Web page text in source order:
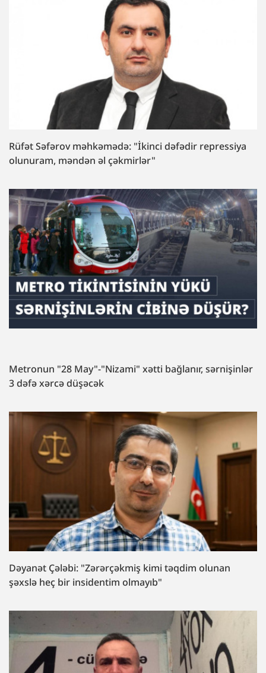
Rüfət Səfərov məhkəmədə: "İkinci dəfədir repressiya
olunuram, məndən əl çəkmirlər"
Metronun "28 May"-"Nizami" xətti bağlanır, sərnişinlər
3 dəfə xərcə düşəcək
Dəyanət Çələbi: "Zərərçəkmiş kimi təqdim olunan
şəxslə heç bir insidentim olmayıb"